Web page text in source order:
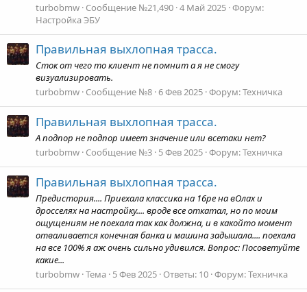
turbobmw Сообщение №21,490 4 Май 2025 Форум:
Настройка ЭБУ
Правильная выхлопная трасса.
Сток от чего то клиент не помнит а я не смогу
визуализировать.
turbobmw Сообщение №8 6 Фев 2025 Форум:Техничка
Правильная выхлопная трасса.
А подпор не подпор имеет значение или всетаки нет?
turbobmw Сообщение №3 5 Фев 2025 Форум:Техничка
Правильная выхлопная трасса.
Предистория.... Приехала классика на 16ре на вОлах и
дросселях на настройку.... вроде все откатал, но по моим
ощущениям не поехала так как должна, и в какойто момент
отваливается конечная банка и машина задышала.... поехала
на все 100% я аж очень сильно удивился. Вопрос: Посоветуйте
какие...
turbobmw Тема 5 Фев 2025 Ответы: 10 Форум:Техничка